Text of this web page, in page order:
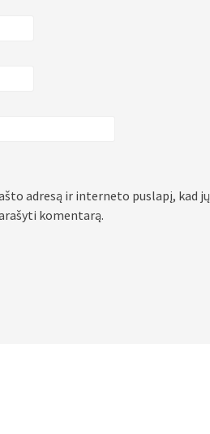
adresą ir interneto puslapį, kad jų
komentarą.